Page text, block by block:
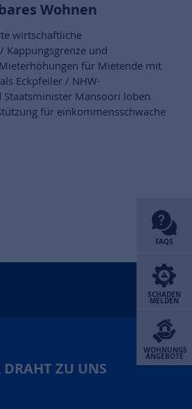
FAQS
SCHADEN
MELDEN
WOHNUNGS
ANGEBOTE
Wohnen
wirtschaftliche
Kappungsgrenze und
für Mietende mit
Eckpfeiler / NHW-
Mansoori loben
für einkommensschwache
DRAHT ZU UNS